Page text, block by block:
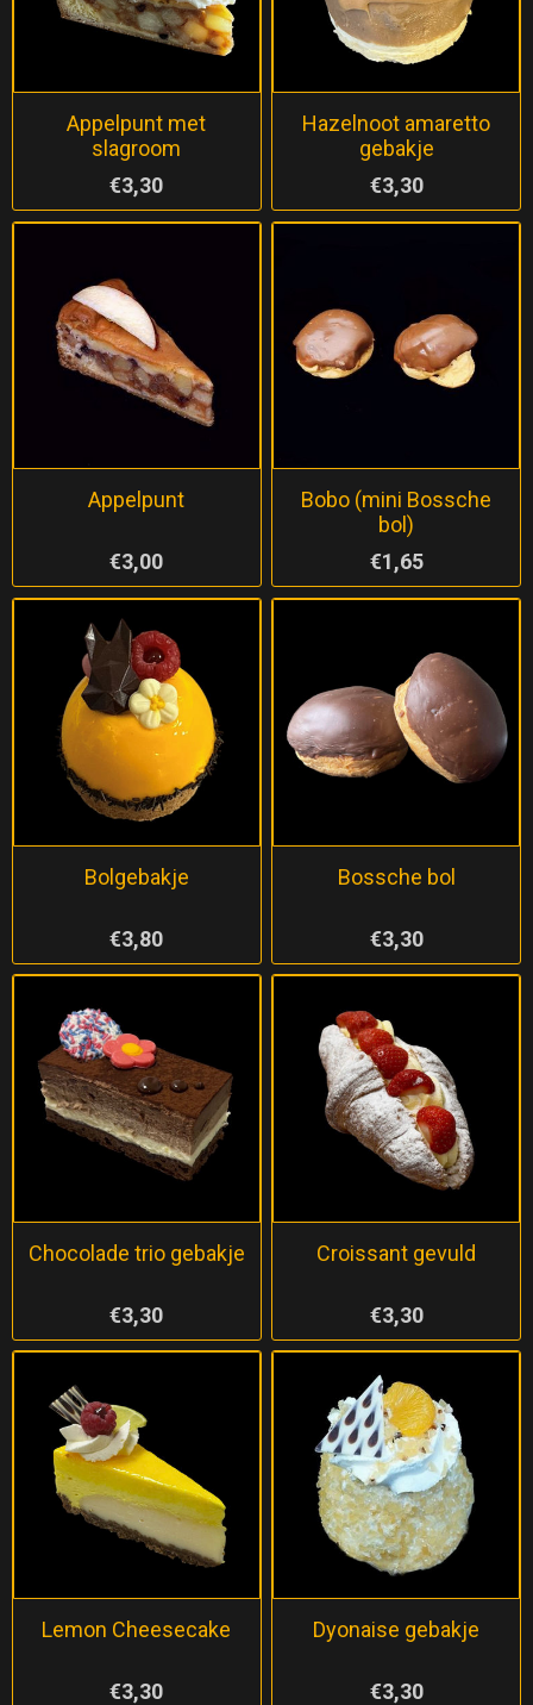
Appelpunt met
slagroom
€3,30
Hazelnoot amaretto
gebakje
€3,30
Appelpunt
€3,00
Bobo (mini Bossche
bol)
€1,65
Bolgebakje
€3,80
Bossche bol
€3,30
Chocolade trio gebakje
€3,30
Croissant gevuld
€3,30
Lemon Cheesecake
€3,30
Dyonaise gebakje
€3,30